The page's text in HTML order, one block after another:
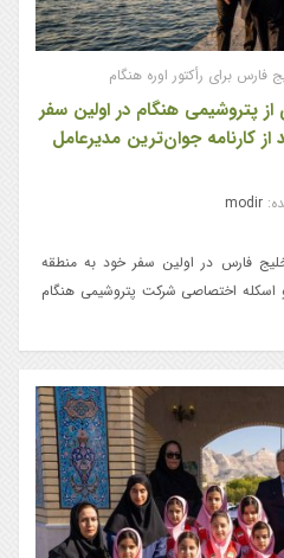
برای رأکتور اوره هنگام
پتروشیمی هنگام در اولین سفر
کارنامه جوان‌ترین مدیرعامل
modir
فارس در اولین سفر خود به منطقه
اسکله اختصاصی شرکت پتروشیمی هنگام